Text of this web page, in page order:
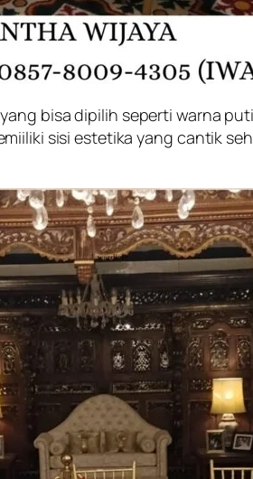
bisa dipilih seperti warna
sisi estetika yang cantik